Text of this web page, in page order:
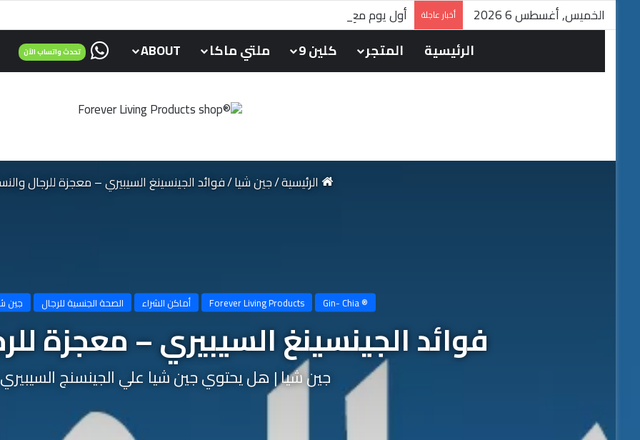
الخميس, أغسطس 6 2026 أخبار عاجلة أول يوم مع ملتي ماكا 60 حبة || اكتشافات عجيبة !
الرئيسية المتجر كلين 9 ملتي ماكا ABOUT تحدث واتساب
تحدث واتساب الآن
الرئيسية/جين شيا/فوائد الجينسينغ السيبيري – معجزة للرجال
® Gin- Chia
Forever Living Products أماكن الشراء الصحة الجنسية للرجال جين
فوائد الجينسينغ السيبيري – معجزة
جين شيا | هل يحتوي جين شيا علي الجينسنج